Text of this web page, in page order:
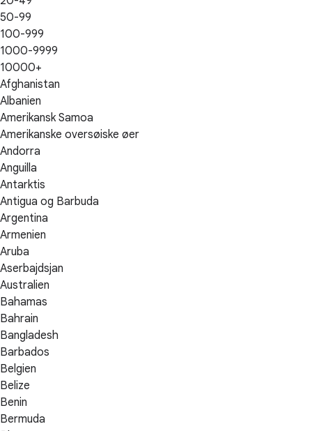
50-99
100-999
1000-9999
10000+
Afghanistan
Albanien
Amerikansk Samoa
Amerikanske oversøiske øer
Andorra
Anguilla
Antarktis
Antigua og Barbuda
Argentina
Armenien
Aruba
Aserbajdsjan
Australien
Bahamas
Bahrain
Bangladesh
Barbados
Belgien
Belize
Benin
Bermuda